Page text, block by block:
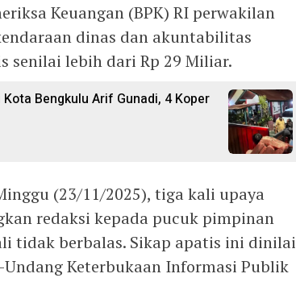
Keuangan (BPK) RI perwakilan
dinas dan akuntabilitas
senilai lebih dari Rp 29 Miliar.
Bengkulu Arif Gunadi, 4 Koper
(23/11/2025), tiga kali upaya
redaksi kepada pucuk pimpinan
tidak berbalas. Sikap apatis ini dinilai
Keterbukaan Informasi Publik